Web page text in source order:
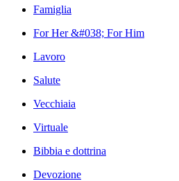
Famiglia
For Her &#038; For Him
Lavoro
Salute
Vecchiaia
Virtuale
Bibbia e dottrina
Devozione